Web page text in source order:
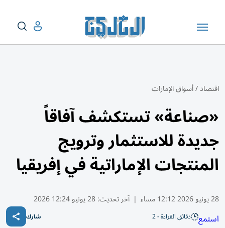
اقتصاد/أسواق الإمارات
«صناعة» تستكشف آفاقاً
جديدة للاستثمار وترويج
المنتجات الإماراتية في إفريقيا
28 يونيو 2026 12:12 مساء | آخر تحديث:28 يونيو 12:24 2026
استمع دقائق القراءة - 2 شارك